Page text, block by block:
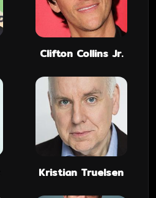
Clifton Collins Jr.
Kristian Truelsen